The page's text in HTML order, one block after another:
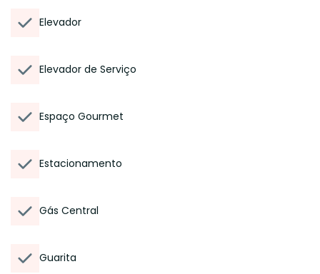
Elevador
Elevador de Serviço
Espaço Gourmet
Estacionamento
Gás Central
Guarita